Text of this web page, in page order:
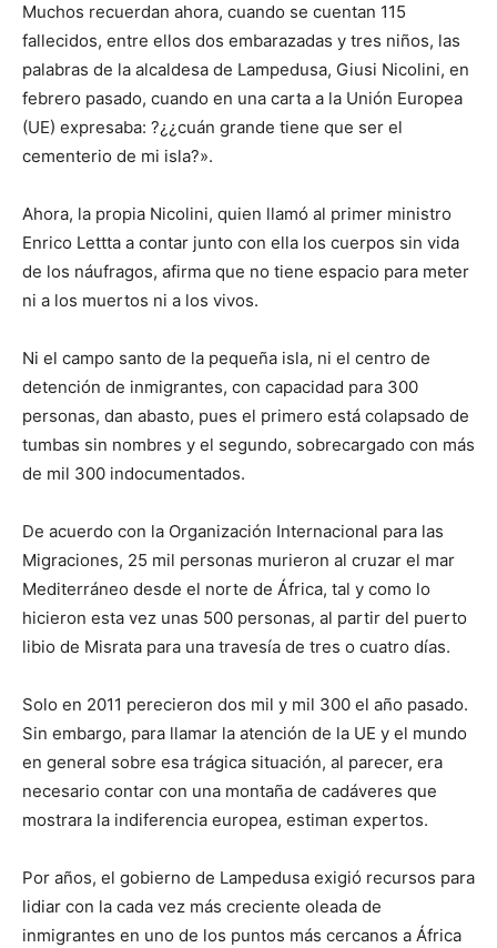
Muchos recuerdan ahora, cuando se cuentan 115
fallecidos, entre ellos dos embarazadas y tres niños, las
palabras de la alcaldesa de Lampedusa, Giusi Nicolini, en
febrero pasado, cuando en una carta a la Unión Europea
(UE) expresaba: ?¿¿cuán grande tiene que ser el
cementerio de mi isla?».
Ahora, la propia Nicolini, quien llamó al primer ministro
Enrico Lettta a contar junto con ella los cuerpos sin vida
de los náufragos, afirma que no tiene espacio para meter
ni a los muertos ni a los vivos.
Ni el campo santo de la pequeña isla, ni el centro de
detención de inmigrantes, con capacidad para 300
personas, dan abasto, pues el primero está colapsado de
tumbas sin nombres y el segundo, sobrecargado con más
de mil 300 indocumentados.
De acuerdo con la Organización Internacional para las
Migraciones, 25 mil personas murieron al cruzar el mar
Mediterráneo desde el norte de África, tal y como lo
hicieron esta vez unas 500 personas, al partir del puerto
libio de Misrata para una travesía de tres o cuatro días.
Solo en 2011 perecieron dos mil y mil 300 el año pasado.
Sin embargo, para llamar la atención de la UE y el mundo
en general sobre esa trágica situación, al parecer, era
necesario contar con una montaña de cadáveres que
mostrara la indiferencia europea, estiman expertos.
Por años, el gobierno de Lampedusa exigió recursos para
lidiar con la cada vez más creciente oleada de
inmigrantes en uno de los puntos más cercanos a África